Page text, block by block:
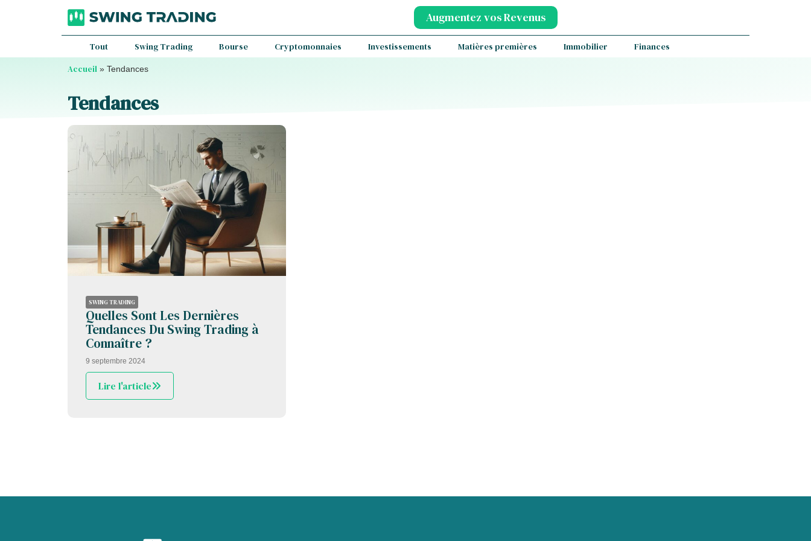
Augmentez vos Revenus
Tout Swing Trading Bourse Cryptomonnaies Investissements Matières premières Immobilier Finances
Accueil » Tendances
Tendances
SWING TRADING
Quelles Sont Les Dernières
Tendances Du Swing Trading à
Connaître ?
9 septembre 2024
Lire l'article